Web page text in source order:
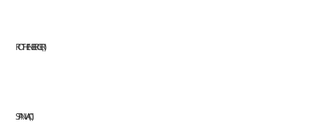
ROTHENBERGER1
STANVAC1